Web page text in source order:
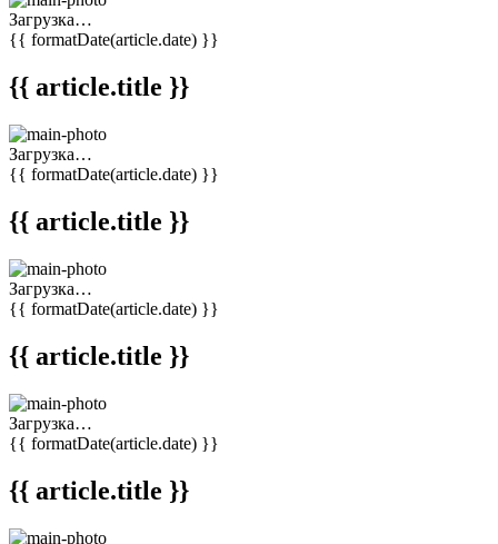
Загрузка…
{{ formatDate(article.date) }}
{{ article.title }}
Загрузка…
{{ formatDate(article.date) }}
{{ article.title }}
Загрузка…
{{ formatDate(article.date) }}
{{ article.title }}
Загрузка…
{{ formatDate(article.date) }}
{{ article.title }}